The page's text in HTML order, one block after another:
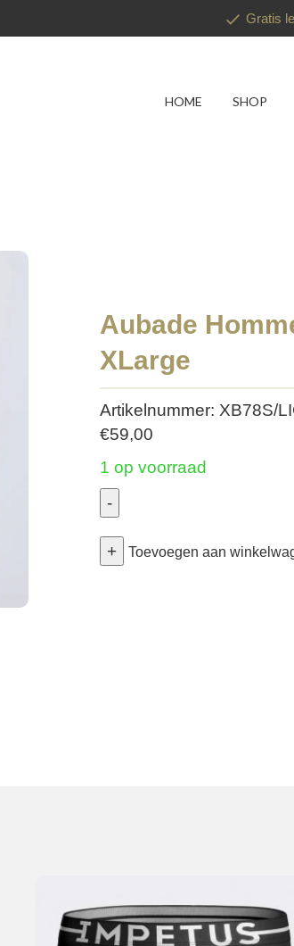
Gratis
HOME SHOP
Aubade
XLarge
Artikelnummer: XB78S/
€59,00
1 op voorraad
-
Homme
+ Toevoegen aan